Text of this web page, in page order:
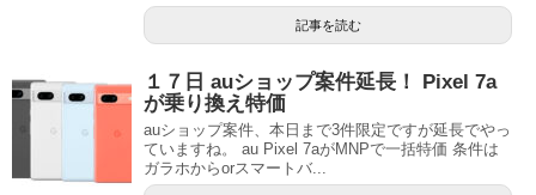
記事を読む
１７日 auショップ案件延長！ Pixel 7a
が乗り換え特価
auショップ案件、本日まで3件限定ですが延長でやっ
ていますね。 au Pixel 7aがMNPで一括特価 条件は
ガラホからorスマートバ...